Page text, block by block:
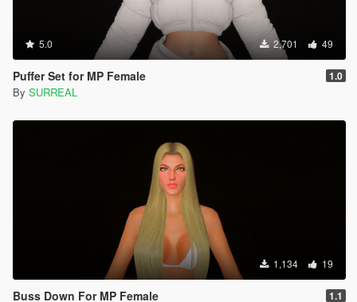
5.0 2,701 49
Puffer Set for MP Female 1.0
By SURREAL
1,134 19
Buss Down For MP Female 1.1